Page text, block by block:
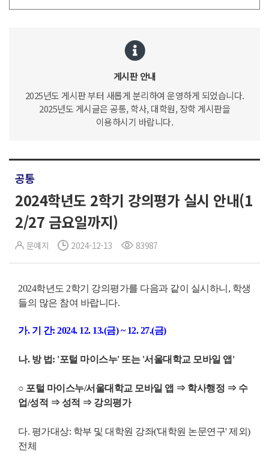
게시판 안내
2025년도 게시판 부터 새롭게 분리하여 운영하게 되었습니다.
2025년도 게시글은 공통, 학사, 대학원, 장학 게시판을
이용하시기 바랍니다.
공통
2024학년도 2학기 강의평가 실시 안내(1
2/27 금요일까지)
문예지 2024-12-13 83987
2024학년도 2학기 강의평가를 다음과 같이 실시하니, 학생
들의 많은 참여 바랍니다.
가. 기 간: 2024. 12. 13.(금) ~ 12. 27.(금)
나. 방 법: '포털 마이스누' 또는 '서울대학교 모바일 앱'
○ 포털 마이스누/서울대학교 모바일 앱 ⇒ 학사행정 ⇒ 수
업/성적 ⇒ 성적 ⇒ 강의평가
다. 평가대상: 학부 및 대학원 강좌('대학원 논문연구' 제외)
전체